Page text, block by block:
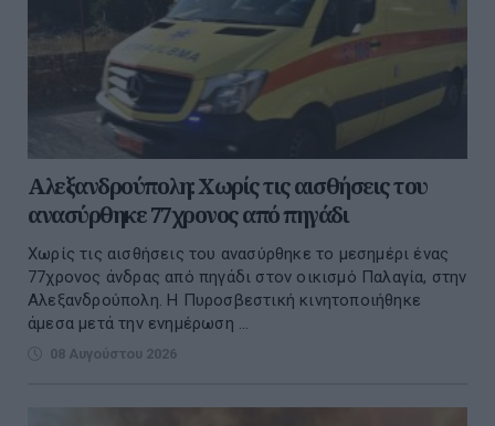
Αλεξανδρούπολη: Χωρίς τις αισθήσεις του
ανασύρθηκε 77χρονος από πηγάδι
Χωρίς τις αισθήσεις του ανασύρθηκε το μεσημέρι ένας
77χρονος άνδρας από πηγάδι στον οικισμό Παλαγία, στην
Αλεξανδρούπολη. Η Πυροσβεστική κινητοποιήθηκε
άμεσα μετά την ενημέρωση ...
08 Αυγούστου 2026